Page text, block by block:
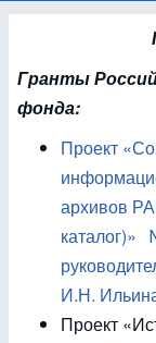
Гранты
фонда:
Проект
архивов
каталог)»
И.Н.
Проект